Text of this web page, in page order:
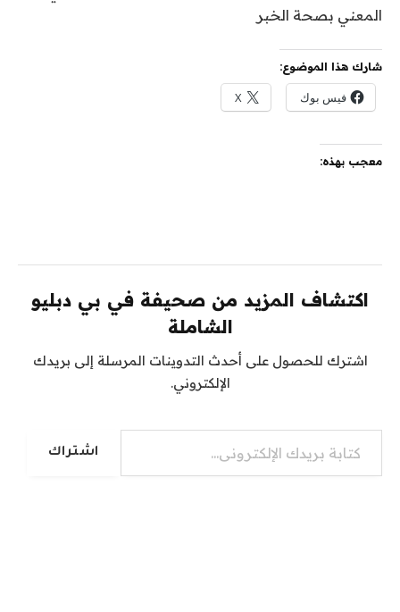
المعني بصحة الخبر
شارك هذا الموضوع:
فيس بوك X
معجب بهذه:
اكتشاف المزيد من صحيفة في بي دبليو
الشاملة
اشترك للحصول على أحدث التدوينات المرسلة إلى بريدك
الإلكتروني.
كتابة بريدك الإلكتروني...
اشتراك